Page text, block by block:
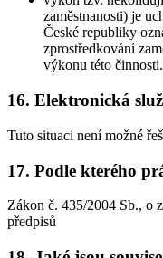
zaměstnanosti) je
České republiky
zprostředkování
výkonu této činnosti.
16. Elektronická
Tuto situaci není možné
17. Podle kterého
Zákon č. 435/2004 Sb., o
předpisů